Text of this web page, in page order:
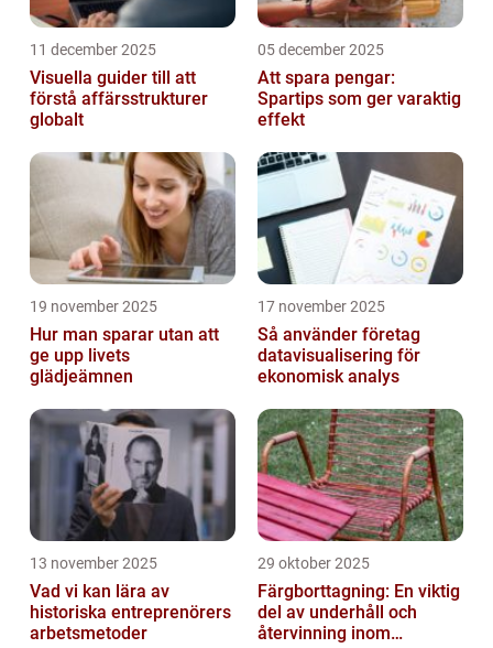
11 december 2025
Visuella guider till att
förstå affärsstrukturer
globalt
05 december 2025
Att spara pengar:
Spartips som ger varaktig
effekt
19 november 2025
Hur man sparar utan att
ge upp livets
glädjeämnen
17 november 2025
Så använder företag
datavisualisering för
ekonomisk analys
13 november 2025
Vad vi kan lära av
historiska entreprenörers
arbetsmetoder
29 oktober 2025
Färgborttagning: En viktig
del av underhåll och
återvinning inom